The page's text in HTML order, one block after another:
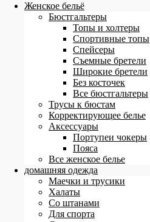
Женское бельё
Бюстгальтеры
Топы и холтеры
Спортивные топы
Спейсеры
Съемные бретели
Широкие бретели
Без косточек
Все бюстгальтеры
Трусы к бюстам
Корректирующее белье
Аксессуары
Портупеи чокеры
Пояса
Все женское белье
домашняя одежда
Маечки и трусики
Халаты
Со штанами
Для спорта